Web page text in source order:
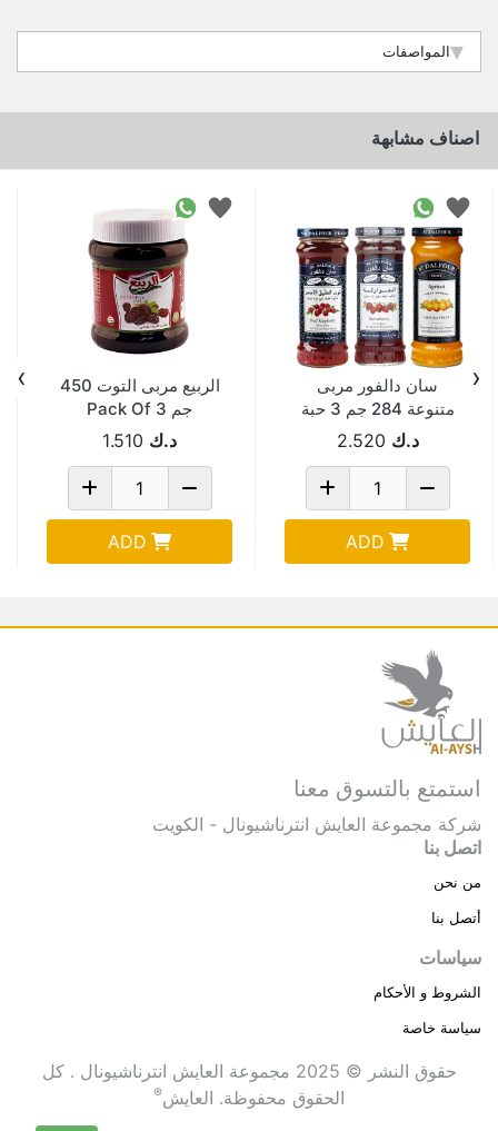
المواصفات
اصناف مشابهة
سان دالفور مربى
متنوعة 284 جم 3 حبة
د.ك 2.520
ADD
الربيع مربى التوت 450
جم Pack Of 3
د.ك 1.510
ADD
‹
›
استمتع بالتسوق معنا
شركة مجموعة العايش انترناشيونال - الكويت
اتصل بنا
من نحن
أتصل بنا
سياسات
الشروط و الأحكام
سياسة خاصة
حقوق النشر © 2025 مجموعة العايش انترناشيونال . كل
الحقوق محفوظة. العايش®